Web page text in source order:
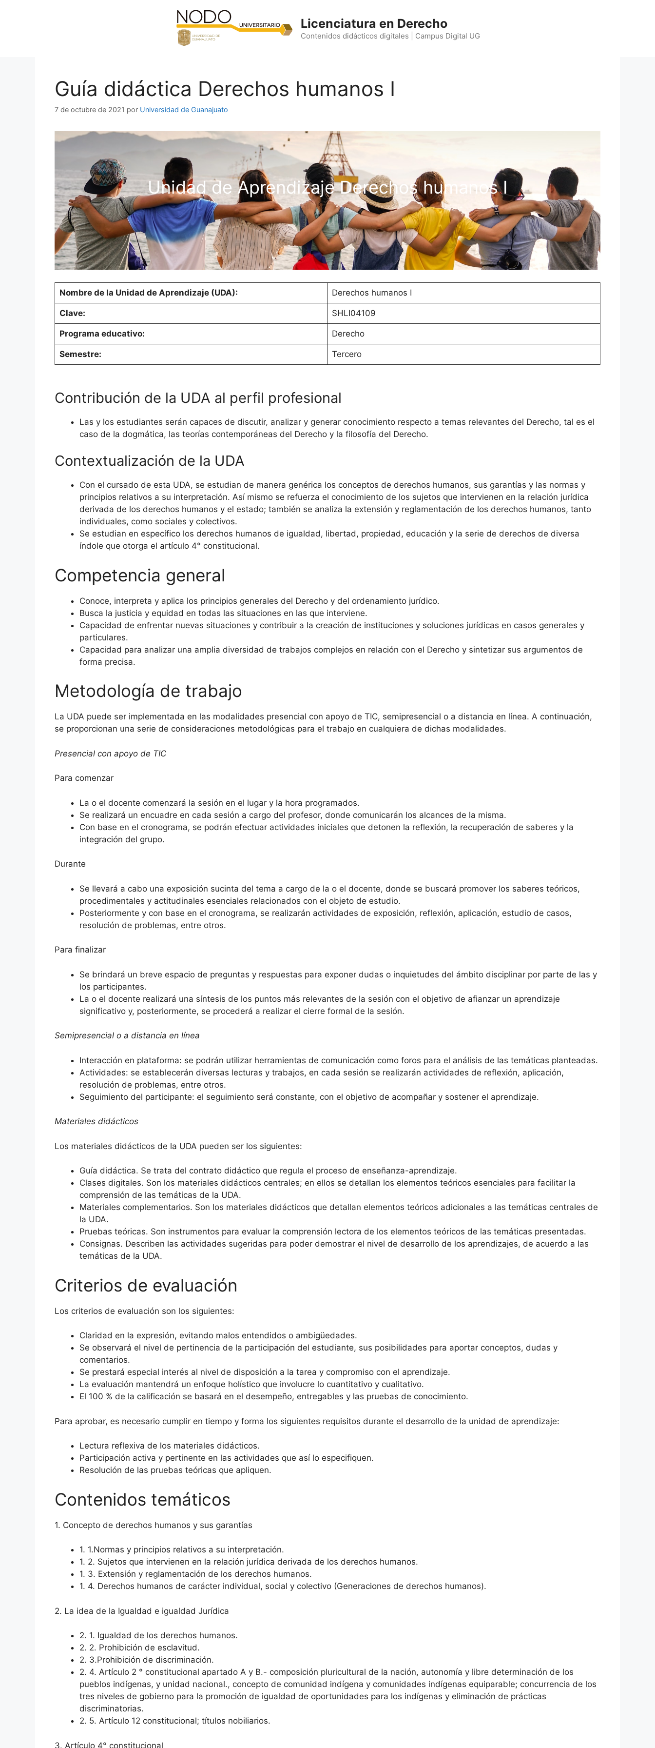
Licenciatura en Derecho
Contenidos didácticos digitales | Campus Digital UG
Guía didáctica Derechos humanos I
7 de octubre de 2021 por Universidad de Guanajuato
Unidad de Aprendizaje Derechos humanos I
Nombre de la Unidad de Aprendizaje (UDA): Derechos humanos I
Clave: SHLI04109
Programa educativo: Derecho
Semestre: Tercero
Contribución de la UDA al perfil profesional
Las y los estudiantes serán capaces de discutir, analizar y generar conocimiento respecto a temas relevantes del Derecho, tal es el
caso de la dogmática, las teorías contemporáneas del Derecho y la filosofía del Derecho.
Contextualización de la UDA
Con el cursado de esta UDA, se estudian de manera genérica los conceptos de derechos humanos, sus garantías y las normas y
principios relativos a su interpretación. Así mismo se refuerza el conocimiento de los sujetos que intervienen en la relación jurídica
derivada de los derechos humanos y el estado; también se analiza la extensión y reglamentación de los derechos humanos, tanto
individuales, como sociales y colectivos.
Se estudian en específico los derechos humanos de igualdad, libertad, propiedad, educación y la serie de derechos de diversa
índole que otorga el artículo 4° constitucional.
Competencia general
Conoce, interpreta y aplica los principios generales del Derecho y del ordenamiento jurídico.
Busca la justicia y equidad en todas las situaciones en las que interviene.
Capacidad de enfrentar nuevas situaciones y contribuir a la creación de instituciones y soluciones jurídicas en casos generales y
particulares.
Capacidad para analizar una amplia diversidad de trabajos complejos en relación con el Derecho y sintetizar sus argumentos de
forma precisa.
Metodología de trabajo
La UDA puede ser implementada en las modalidades presencial con apoyo de TIC, semipresencial o a distancia en línea. A continuación,
se proporcionan una serie de consideraciones metodológicas para el trabajo en cualquiera de dichas modalidades.
Presencial con apoyo de TIC
Para comenzar
La o el docente comenzará la sesión en el lugar y la hora programados.
Se realizará un encuadre en cada sesión a cargo del profesor, donde comunicarán los alcances de la misma.
Con base en el cronograma, se podrán efectuar actividades iniciales que detonen la reflexión, la recuperación de saberes y la
integración del grupo.
Durante
Se llevará a cabo una exposición sucinta del tema a cargo de la o el docente, donde se buscará promover los saberes teóricos,
procedimentales y actitudinales esenciales relacionados con el objeto de estudio.
Posteriormente y con base en el cronograma, se realizarán actividades de exposición, reflexión, aplicación, estudio de casos,
resolución de problemas, entre otros.
Para finalizar
Se brindará un breve espacio de preguntas y respuestas para exponer dudas o inquietudes del ámbito disciplinar por parte de las y
los participantes.
La o el docente realizará una síntesis de los puntos más relevantes de la sesión con el objetivo de afianzar un aprendizaje
significativo y, posteriormente, se procederá a realizar el cierre formal de la sesión.
Semipresencial o a distancia en línea
Interacción en plataforma: se podrán utilizar herramientas de comunicación como foros para el análisis de las temáticas planteadas.
Actividades: se establecerán diversas lecturas y trabajos, en cada sesión se realizarán actividades de reflexión, aplicación,
resolución de problemas, entre otros.
Seguimiento del participante: el seguimiento será constante, con el objetivo de acompañar y sostener el aprendizaje.
Materiales didácticos
Los materiales didácticos de la UDA pueden ser los siguientes:
Guía didáctica. Se trata del contrato didáctico que regula el proceso de enseñanza-aprendizaje.
Clases digitales. Son los materiales didácticos centrales; en ellos se detallan los elementos teóricos esenciales para facilitar la
comprensión de las temáticas de la UDA.
Materiales complementarios. Son los materiales didácticos que detallan elementos teóricos adicionales a las temáticas centrales de
la UDA.
Pruebas teóricas. Son instrumentos para evaluar la comprensión lectora de los elementos teóricos de las temáticas presentadas.
Consignas. Describen las actividades sugeridas para poder demostrar el nivel de desarrollo de los aprendizajes, de acuerdo a las
temáticas de la UDA.
Criterios de evaluación
Los criterios de evaluación son los siguientes:
Claridad en la expresión, evitando malos entendidos o ambigüedades.
Se observará el nivel de pertinencia de la participación del estudiante, sus posibilidades para aportar conceptos, dudas y
comentarios.
Se prestará especial interés al nivel de disposición a la tarea y compromiso con el aprendizaje.
La evaluación mantendrá un enfoque holístico que involucre lo cuantitativo y cualitativo.
El 100 % de la calificación se basará en el desempeño, entregables y las pruebas de conocimiento.
Para aprobar, es necesario cumplir en tiempo y forma los siguientes requisitos durante el desarrollo de la unidad de aprendizaje:
Lectura reflexiva de los materiales didácticos.
Participación activa y pertinente en las actividades que así lo especifiquen.
Resolución de las pruebas teóricas que apliquen.
Contenidos temáticos
1. Concepto de derechos humanos y sus garantías
1. 1.Normas y principios relativos a su interpretación.
1. 2. Sujetos que intervienen en la relación jurídica derivada de los derechos humanos.
1. 3. Extensión y reglamentación de los derechos humanos.
1. 4. Derechos humanos de carácter individual, social y colectivo (Generaciones de derechos humanos).
2. La idea de la Igualdad e igualdad Jurídica
2. 1. Igualdad de los derechos humanos.
2. 2. Prohibición de esclavitud.
2. 3.Prohibición de discriminación.
2. 4. Artículo 2 ° constitucional apartado A y B.- composición pluricultural de la nación, autonomía y libre determinación de los
pueblos indígenas, y unidad nacional., concepto de comunidad indígena y comunidades indígenas equiparable; concurrencia de los
tres niveles de gobierno para la promoción de igualdad de oportunidades para los indígenas y eliminación de prácticas
discriminatorias.
2. 5. Artículo 12 constitucional; títulos nobiliarios.
3. Artículo 4° constitucional